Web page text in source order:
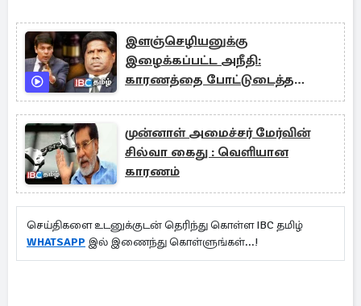
இளஞ்செழியனுக்கு
இழைக்கப்பட்ட அநீதி:
காரணத்தை போட்டுடைத்த
அர்ச்சுனா!
முன்னாள் அமைச்சர் மேர்வின்
சில்வா கைது : வெளியான
காரணம்
செய்திகளை உடனுக்குடன் தெரிந்து கொள்ள IBC தமிழ்
WHATSAPP இல் இணைந்து கொள்ளுங்கள்...!